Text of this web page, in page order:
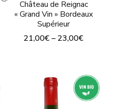
page
du
produit
Château de Reignac
« Grand Vin » Bordeaux
Supérieur
21,00€– 23,00€
a
plusieurs